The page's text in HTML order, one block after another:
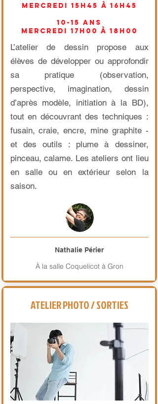
mercredi 15h45 à 16h45
10-15 ans
mercredi 17h00 à 18h00
L’atelier de dessin propose aux
élèves de développer ou approfondir
sa pratique (observation,
perspective, imagination, dessin
d’après modèle, initiation à la BD),
tout en découvrant des techniques :
fusain, craie, encre, mine graphite -
et des outils : plume à dessiner,
pinceau, calame. Les ateliers ont lieu
en salle ou en extérieur selon la
saison.
Nathalie Périer
À la salle Coquelicot à Gron
ATELIER PHOTO / SORTIES